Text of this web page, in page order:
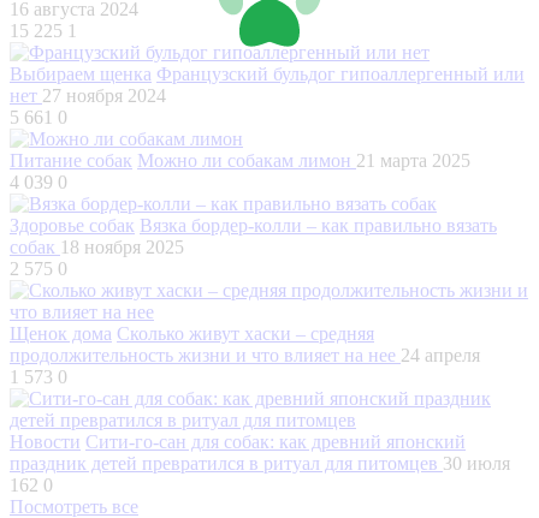
16 августа 2024
15 225 1
Выбираем щенка Французский бульдог гипоаллергенный или
нет 27 ноября 2024
5 661 0
Питание собак Можно ли собакам лимон 21 марта 2025
4 039 0
Здоровье собак Вязка бордер-колли – как правильно вязать
собак 18 ноября 2025
2 575 0
Щенок дома Сколько живут хаски – средняя
продолжительность жизни и что влияет на нее 24 апреля
1 573 0
Новости Сити-го-сан для собак: как древний японский
праздник детей превратился в ритуал для питомцев 30 июля
162 0
Посмотреть все